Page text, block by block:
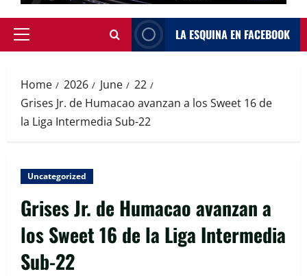
Primary
LA ESQUINA EN FACEBOOK
Home 2026 June
22
Grises Jr. de Humacao avanzan a los Sweet 16 de
la Liga Intermedia Sub-22
Uncategorized
Grises Jr. de Humacao avanzan a
los Sweet 16 de la Liga Intermedia
Sub-22